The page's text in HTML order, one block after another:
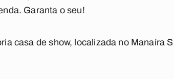
Garanta o seu!
casa de show, localizada no Manaíra